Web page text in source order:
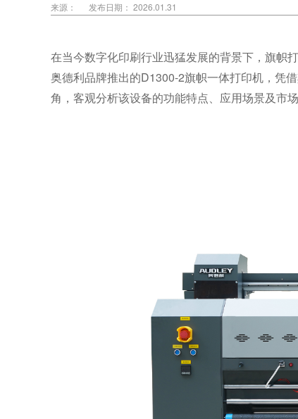
来源： 发布日期： 2026.01.31
在当今数字化印刷行业迅猛发展的背景下，旗帜
奥德利品牌推出的D1300-2旗帜一体打印机，凭
角，客观分析该设备的功能特点、应用场景及市